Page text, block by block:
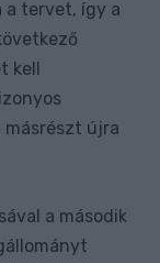
a tervet, így a
kell
másrészt újra
a második